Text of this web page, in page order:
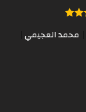
محمد العجيمي